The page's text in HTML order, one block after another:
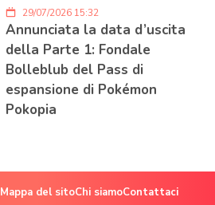
29/07/2026 15:32
Annunciata la data d’uscita
della Parte 1: Fondale
Bolleblub del Pass di
espansione di Pokémon
Pokopia
Mappa del sitoChi siamoContattaci